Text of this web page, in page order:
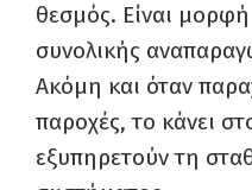
θεσμός. Είναι
συνολικής
Ακόμη και όταν
παροχές, το κάνει
εξυπηρετούν τη